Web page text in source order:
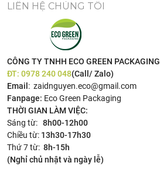
LIÊN HỆ CHÚNG TÔI
CÔNG TY TNHH ECO GREEN PACKAGING
ĐT:0978 240 048(Call/ Zalo)
Email : zaidnguyen.eco@gmail.com
Fanpage: Eco Green Packaging
THỜI GIAN LÀM VIỆC:
Sáng từ:8h00-12h00
Chiều từ: 13h30-17h30
Thứ 7 từ:8h-15h
(Nghỉ chủ nhật và ngày lễ)